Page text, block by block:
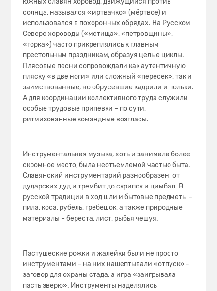
южных славян хоровод, движущийся против
солнца, назывался «мртвачко» (мёртвое) и
использовался в похоронных обрядах. На Русском
Севере хороводы («метища», «петровщины»,
«горка») часто прикреплялись к главным
престольным праздникам, образуя целые циклы.
Плясовые песни сопровождали как аутентичную
пляску «в две ноги» или сложный «пересек», так и
заимствованные, но обрусевшие кадрили и польки.
А для координации коллективного труда служили
особые трудовые припевки – по сути,
ритмизованные командные возгласы.
Инструментальная музыка, хоть и занимала более
скромное место, была неотъемлемой частью быта.
Славянский инструментарий разнообразен: от
дударских дуд и трембит до скрипок и цимбал. В
русской традиции в ход шли и бытовые предметы –
пила, коса, рубель, гребешок, а также природные
материалы – береста, лист, рыбья чешуя.
Пастушеские рожки и жалейки были не просто
инструментами – на них нашептывали «отпуск» -
заговор для охраны стада, а игра «заигрывала
пасть зверю». Инструменты наделялись